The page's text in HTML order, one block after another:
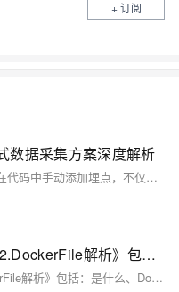
+ 订阅
数据采集方案深度解析
传统的Android应用监控方案需要开发者在代码中手动添加埋点，不仅侵入性强、工作量大，还难以维护。本文深入探讨了基于字节码插桩技术的无侵入式数据采集方案，通过Gradle插件 + AGP API + ASM的技术组合，实现对应用性能、用户行为、网络请求等全方位监控，真正做到零侵入、易集成、高稳定。
《docker高级篇（大厂进阶）：2.DockerFile解析》包括：是什么、DockerFile构建过程解析、DockerFile常用保留字指令、案例、小总结
《docker高级篇（大厂进阶）：2.DockerFile解析》包括：是什么、DockerFile构建过程解析、DockerFile常用保留字指令、案例、小总结